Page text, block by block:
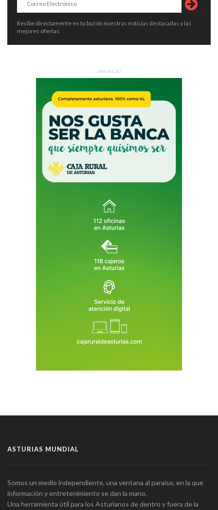
Recibe directamente en tu buzón nuestras noticias destacadas y las
mejores ofertas.
ANUNCIO
ASTURIAS MUNDIAL
Somos un medio independiente, una ventana al paraíso, en la que
información y entretenimiento se dan la mano.
Una herramienta útil para los Asturianos de dentro y fuera de la